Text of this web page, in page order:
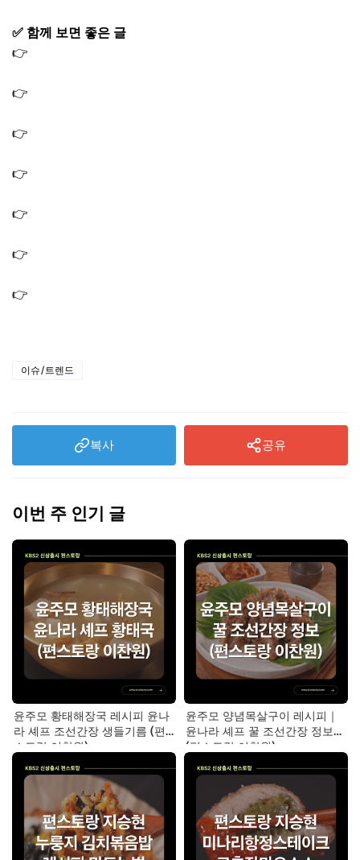
✅ 함께 보면 좋은 글
👉
👉
👉
👉
👉
👉
👉
이슈/트렌드
복사 공유
이번 주 인기 글
윤주모 황태해장국 레시피 윤나
라 셰프 조선간장 생들기름 (편
스토랑 이찬원)
윤주모 양념목살구이 레시피｜
윤나라 셰프 꿀 조선간장 정보
(편스토랑 이찬원)